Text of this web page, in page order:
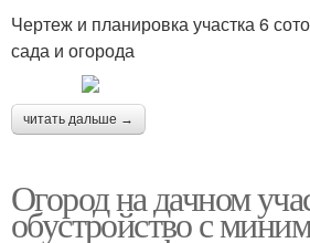
Чертеж и планировка участка 6
сада и огорода
читать дальше →
Огород на дачном
обустройство с